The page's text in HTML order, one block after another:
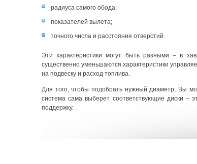
радиуса самого обода;
показателей вылета;
точного числа и расстояния отверстий.
Эти характеристики могут быть разными – в
существенно уменьшаются характеристики
на подвеску и расход топлива.
Для того, чтобы подобрать нужный диаметр, Вы
система сама выберет соответствующие диски
поддержку.